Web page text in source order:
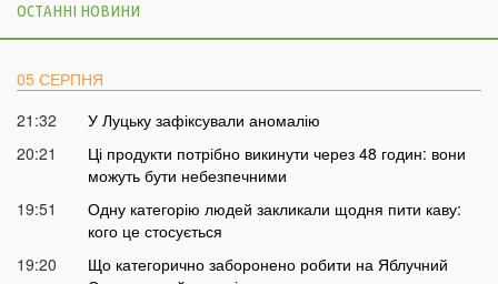
ОСТАННІ НОВИНИ
05 СЕРПНЯ
21:32
У Луцьку зафіксували аномалію
20:21
Ці продукти потрібно викинути через 48 годин: вони
можуть бути небезпечними
19:51
Одну категорію людей закликали щодня пити каву:
кого це стосується
19:20
Що категорично заборонено робити на Яблучний